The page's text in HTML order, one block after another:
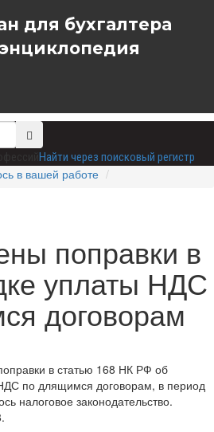
для бухгалтера
Найти через поисковый регистр
в вашей работе
поправки в
уплаты НДС
договорам
в статью 168 НК РФ об
по длящимся договорам, в период
налоговое законодательство.